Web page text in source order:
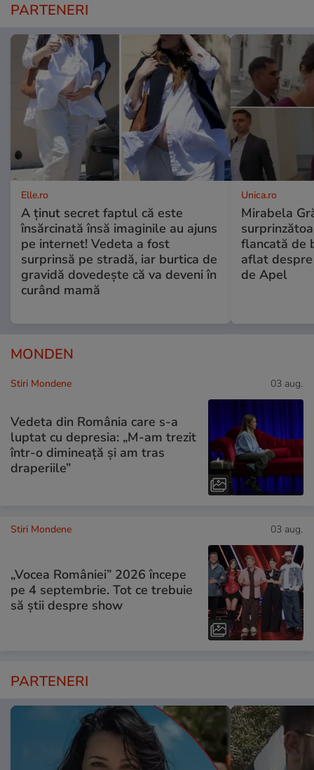
PARTENERI
Elle.ro
A ținut secret faptul că este
însărcinată însă imaginile au ajuns
pe internet! Vedeta a fost
surprinsă pe stradă, iar burtica de
gravidă dovedește că va deveni în
curând mamă
Unica.ro
Mirabela
flancată de
aflat
de Apel
MONDEN
Stiri Mondene 03 aug.
Vedeta din România care s-a
luptat cu depresia: „M-am trezit
într-o dimineață și am tras
draperiile”
Stiri Mondene 03 aug.
„Vocea României” 2026 începe
pe 4 septembrie. Tot ce trebuie
să știi despre show
PARTENERI